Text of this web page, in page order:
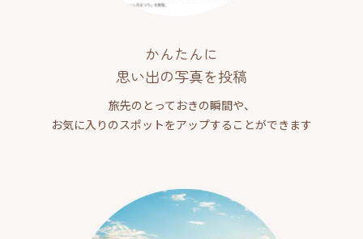
かんたんに
思い出の写真を投稿
旅先のとっておきの瞬間や、
お気に入りのスポットをアップすることができます